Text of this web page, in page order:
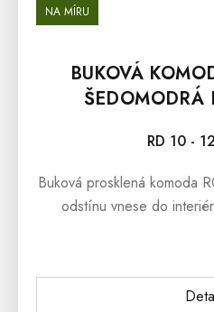
NA MÍRU
BUKOVÁ
ŠEDOMODRÁ
RD 10 -
Buková prosklená komoda
odstínu vnese do
masivního buku